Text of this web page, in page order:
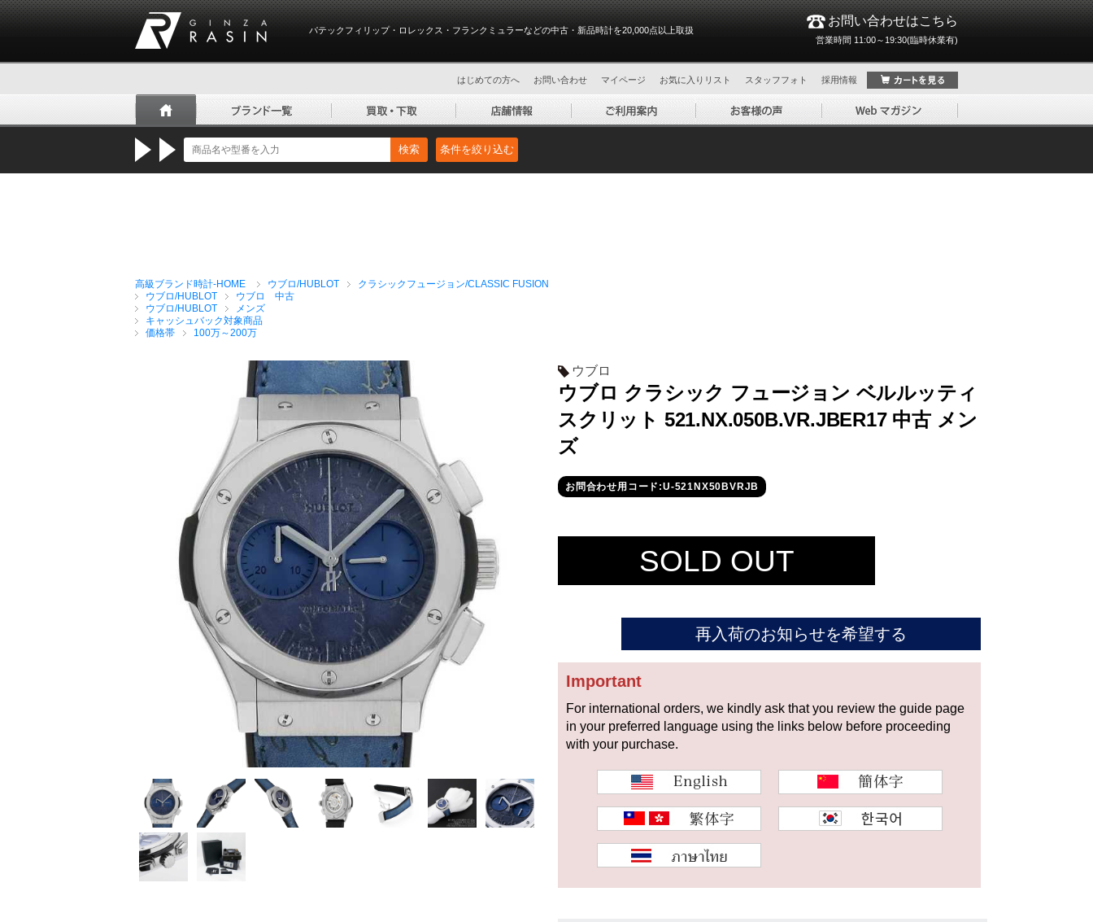
パテックフィリップ・ロレックス・フランクミュラーなどの中古・新品時計を20,000点以上取扱
お問い合わせはこちら
営業時間 11:00～19:30(臨時休業有)
はじめての方へ お問い合わせ マイページ お気に入りリスト スタッフフォト 採用情報
検索 条件を絞り込む
高級ブランド時計-HOME ウブロ/HUBLOT
クラシックフュージョン/CLASSIC FUSION
ウブロ/HUBLOT
ウブロ 中古
ウブロ/HUBLOT
メンズ
キャッシュバック対象商品
価格帯
100万～200万
ウブロ
ウブロ クラシック フュージョン ベルルッティ
スクリット 521.NX.050B.VR.JBER17 中古 メン
ズ
お問合わせ用コード:U-521NX50BVRJB
SOLD OUT
再入荷のお知らせを希望する
Important
For international orders, we kindly ask that you review the guide page
in your preferred language using the links below before proceeding
with your purchase.